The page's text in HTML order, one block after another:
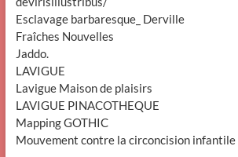
Esclavage barbaresque_ Derville
Fraîches Nouvelles
Jaddo.
LAVIGUE
Lavigue Maison de plaisirs
LAVIGUE PINACOTHEQUE
Mapping GOTHIC
Mouvement contre la circoncision infantile